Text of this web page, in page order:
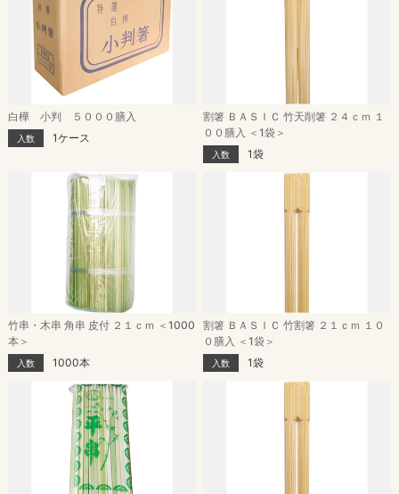
白樺 小判 ５０００膳入
入数 1ケース
割箸 ＢＡＳＩＣ 竹天削箸 ２４ｃｍ １
００膳入 ＜1袋＞
入数 1袋
竹串・木串 角串 皮付 ２１ｃｍ ＜1000
本＞
入数 1000本
割箸 ＢＡＳＩＣ 竹割箸 ２１ｃｍ １０
０膳入 ＜1袋＞
入数 1袋